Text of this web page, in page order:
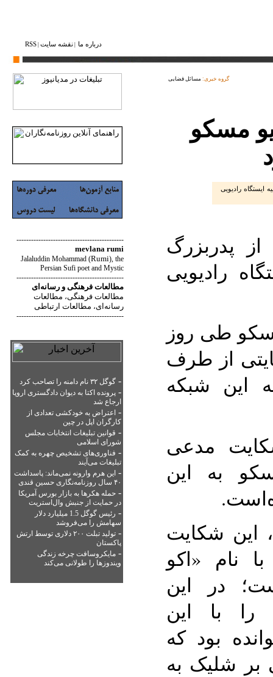
درباره ما نقشه ‌سایت RSS
--------------------------------------------
mevlana rumi
Jalaluddin Mohammad (Rumi), the
Persian Sufi poet and Mystic
--------------------------------------------
مطالعات فرهنگی و رسانه‌ای
مطالعات فرهنگی، مطالعات
رسانه‌ای، مطالعات ارتباطی
--------------------------------------------
- گوگل ۳۲ نام دامنه را تصاحب کرد
- پرونده اکتا به دیوان دادگستری اروپا
ارجاع شد
- اعتراض به خودکشی تعدادی از
کارگران اپل در چین
- قوانین تبلیغات انتخابات مجلس
شورای اسلامی
- فناوری‌های تشخیص چهره به کمک
تبلیغات می‌آیند
- این هرم وارونه نمی‌ماند: پاسداشت
۴۰ سال روزنامه‌نگاری حسین قندی
- حمله هکرها به بازار بورس آمریکا
در حمایت از جنبش وال‌استریت
-
رئیس گوگل 1.5 میلیارد دلار
سهامش را می‌فروشد
-
تولید تبلت ۲۰۰ دلاری توسط ارتش
پاکستان
- مایکروسافت چرخه زندگی
ویندوزها را طولانی می‌کند
گروه خبری: مسائل قضایی
مسکو
ایستگاه رادیویی
پدربزرگ
رادیویی
طی روز
از طرف
این شبکه
مدعی
به این
این شکایت
نام «اکو
در این
را با این
بود که
بر شلیک به